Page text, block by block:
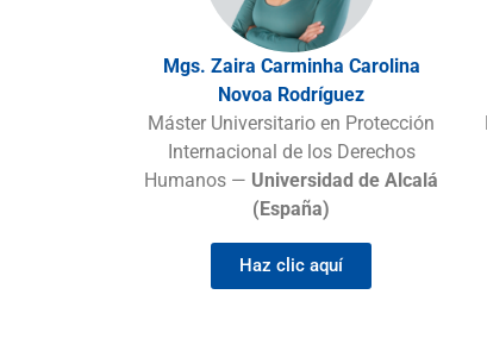
Mgs. Zaira Carminha Carolina
Novoa Rodríguez
Máster Universitario en Protección
Internacional de los Derechos
Humanos — Universidad de Alcalá
(España)
Haz clic aquí